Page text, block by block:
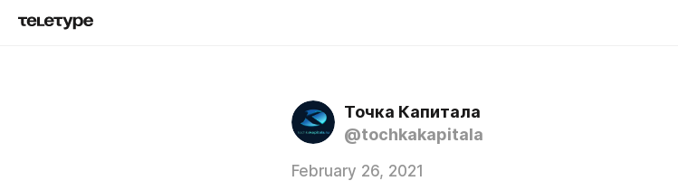
Точка Капитала
@tochkakapitala
February 26, 2021